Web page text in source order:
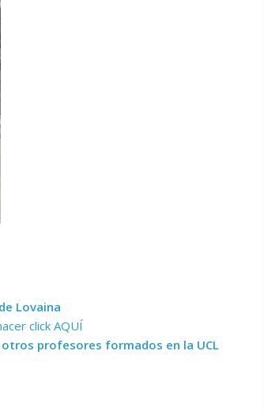
Lovaina
click AQUÍ
otros profesores formados en la UCL